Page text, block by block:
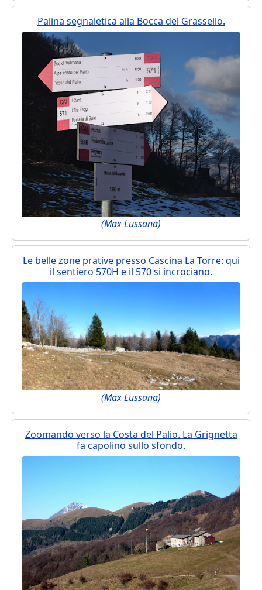
Palina segnaletica alla Bocca del Grassello.
(Max Lussana)
Le belle zone prative presso Cascina La Torre: qui
il sentiero 570H e il 570 si incrociano.
(Max Lussana)
Zoomando verso la Costa del Palio. La Grignetta
fa capolino sullo sfondo.